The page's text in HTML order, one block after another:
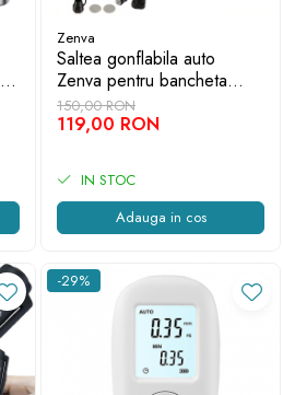
Zenva
Saltea gonflabila auto
Zenva pentru bancheta
spate cu pompa electrica
135 cm x 85 cm, Crem
150,00 RON
119,00 RON
IN STOC
Adauga in cos
-29%